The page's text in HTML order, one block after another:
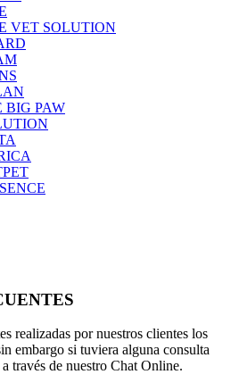
VET SOLUTION
BIG PAW
realizadas por nuestros clientes los
embargo si tuviera alguna consulta
través de nuestro Chat Online.